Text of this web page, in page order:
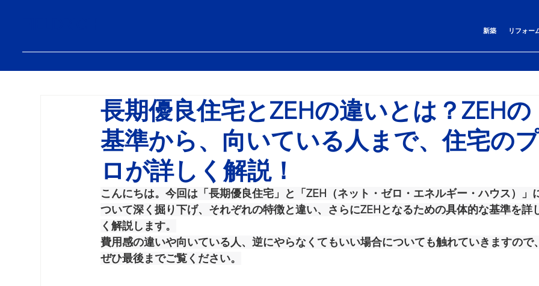
新築 リフォー
長期優良住宅とZEHの違いとは？ZEHの
基準から、向いている人まで、住宅の
ロが詳しく解説！
こんにちは。今回は「長期優良住宅」と「ZEH（ネット・ゼロ・エネルギー・ハウス）」
ついて深く掘り下げ、それぞれの特徴と違い、さらにZEHとなるための具体的な基準を詳
く解説します。
費用感の違いや向いている人、逆にやらなくてもいい場合についても触れていきますので
ぜひ最後までご覧ください。